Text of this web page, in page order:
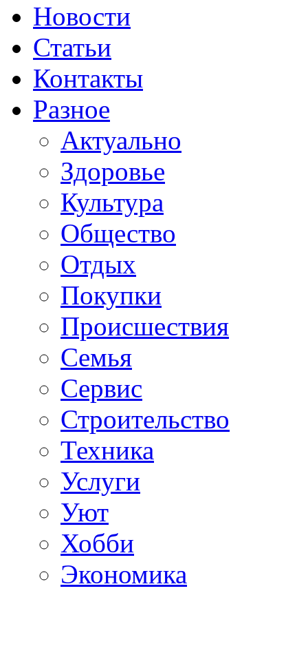
Новости
Статьи
Контакты
Разное
Актуально
Здоровье
Культура
Общество
Отдых
Покупки
Происшествия
Семья
Сервис
Строительство
Техника
Услуги
Уют
Хобби
Экономика